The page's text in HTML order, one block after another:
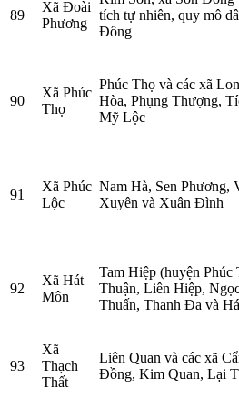
89
Xã Đoài
Phương
tích tự nhiên, quy mô
Đông
90
Xã Phúc
Thọ
Phúc Thọ và các xã
Hòa, Phụng Thượng,
Mỹ Lộc
91
Xã Phúc
Lộc
Nam Hà, Sen Phương,
Xuyên và Xuân Đình
92
Xã Hát
Môn
Tam Hiệp (huyện Phúc
Thuận, Liên Hiệp,
Thuấn, Thanh Đa và
93
Xã
Thạch
Thất
Liên Quan và các xã
Đồng, Kim Quan, Lại